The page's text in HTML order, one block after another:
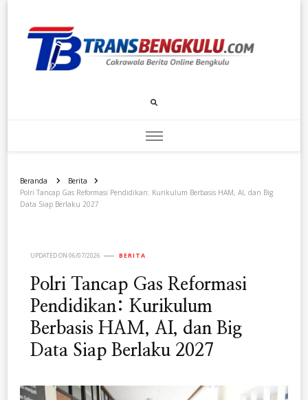
Transbengkulu.com
Beranda
Berita
Polri Tancap Gas Reformasi Pendidikan: Kurikulum Berbasis HAM, AI, dan Big
Data Siap Berlaku 2027
UPDATED ON 06/07/2026 BERITA
Polri Tancap Gas Reformasi
Pendidikan: Kurikulum
Berbasis HAM, AI, dan Big
Data Siap Berlaku 2027